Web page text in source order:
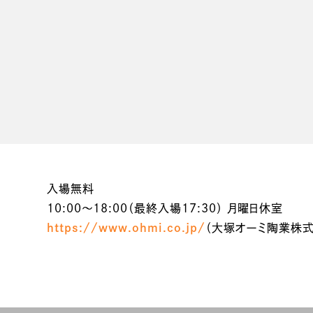
入場無料
10:00～18:00（最終入場17:30） 月曜日休室
https://www.ohmi.co.jp/ （大塚オーミ陶業株